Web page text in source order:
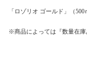
「ロゾリオ ゴールド」（
※商品によっては『数量在庫